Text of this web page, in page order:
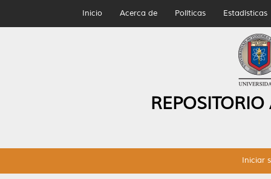
Inicio Acerca de Políticas Estadísticas
Iniciar